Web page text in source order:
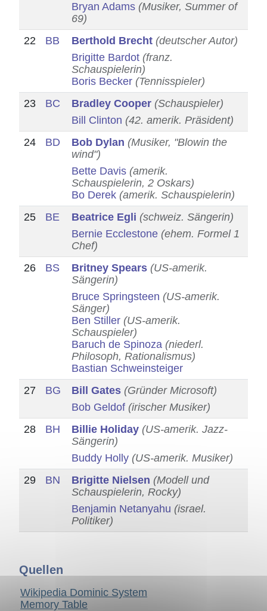
Bryan Adams (Musiker, Summer of
69)
22
BB Berthold Brecht (deutscher Autor)
Brigitte Bardot (franz.
Schauspielerin)
Boris Becker (Tennisspieler)
23
BC Bradley Cooper (Schauspieler)
Bill Clinton (42. amerik. Präsident)
24
BD Bob Dylan (Musiker, "Blowin the
wind")
Bette Davis (amerik.
Schauspielerin, 2 Oskars)
Bo Derek (amerik. Schauspielerin)
25
BE Beatrice Egli (schweiz. Sängerin)
Bernie Ecclestone (ehem. Formel 1
Chef)
26
BS Britney Spears (US-amerik.
Sängerin)
Bruce Springsteen (US-amerik.
Sänger)
Ben Stiller (US-amerik.
Schauspieler)
Baruch de Spinoza (niederl.
Philosoph, Rationalismus)
Bastian Schweinsteiger
27
BG Bill Gates (Gründer Microsoft)
Bob Geldof (irischer Musiker)
28
BH Billie Holiday (US-amerik. Jazz-
Sängerin)
Buddy Holly (US-amerik. Musiker)
29
BN Brigitte Nielsen (Modell und
Schauspielerin, Rocky)
Benjamin Netanyahu (israel.
Politiker)
Quellen
Wikipedia Dominic System
Memory Table